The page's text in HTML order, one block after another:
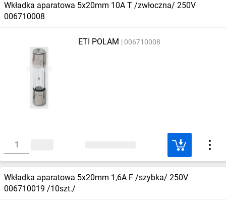
Wkładka aparatowa 5x20mm 10A T /zwłoczna/ 250V
006710008
ETI POLAM 006710008
Wkładka aparatowa 5x20mm 1,6A F /szybka/ 250V
006710019 /10szt./